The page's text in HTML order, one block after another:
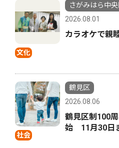
文化
さがみはら中
2026.08.01
カラオケで親
社会
鶴見区
2026.08.06
鶴見区制100
始 11月30日